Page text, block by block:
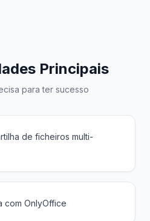
Principais
para ter sucesso
de ficheiros multi-
com OnlyOffice